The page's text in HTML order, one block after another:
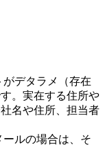
がデタラメ（存在
。実在する住所や
名や住所、担当者
ールの場合は、そ